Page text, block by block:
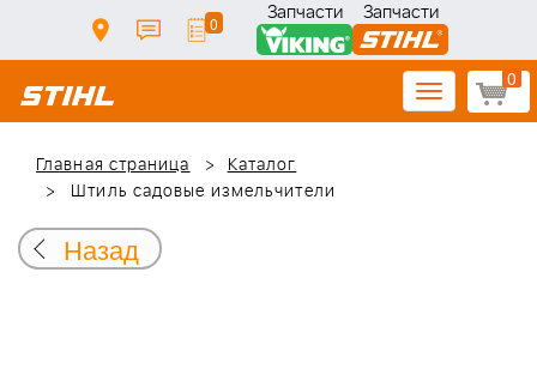
0 Запчасти Запчасти
0
Toggle
navigation
Главная страница
Каталог
Штиль садовые измельчители
Назад